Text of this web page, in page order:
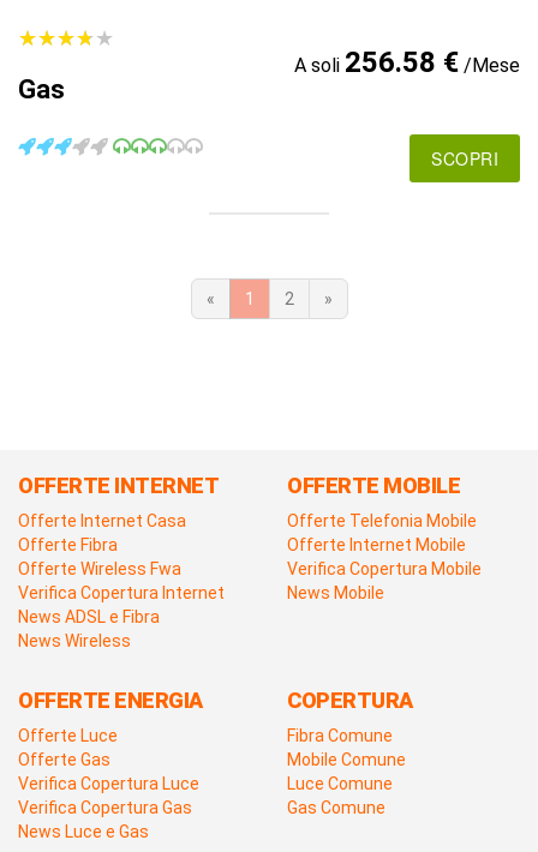
★★★★★
★★★★★
Gas
A soli 256.58 €/Mese
SCOPRI
« 1 2 »
OFFERTE INTERNET
Offerte Internet Casa
Offerte Fibra
Offerte Wireless Fwa
Verifica Copertura Internet
News ADSL e Fibra
News Wireless
OFFERTE MOBILE
Offerte Telefonia Mobile
Offerte Internet Mobile
Verifica Copertura Mobile
News Mobile
OFFERTE ENERGIA
Offerte Luce
Offerte Gas
Verifica Copertura Luce
Verifica Copertura Gas
News Luce e Gas
COPERTURA
Fibra Comune
Mobile Comune
Luce Comune
Gas Comune